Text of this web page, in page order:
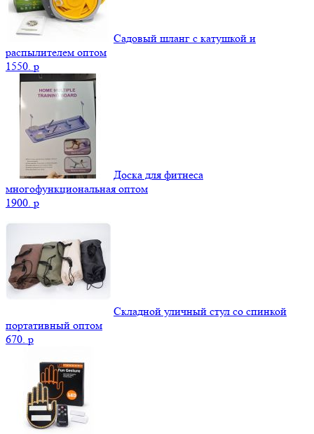
Садовый шланг с катушкой и
распылителем оптом
1550. p
Доска для фитнеса
многофункциональная оптом
1900. p
Складной уличный стул со спинкой
портативный оптом
670. p